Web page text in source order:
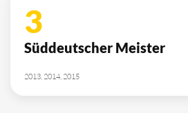
3
Süddeutscher Meister
2013, 2014, 2015